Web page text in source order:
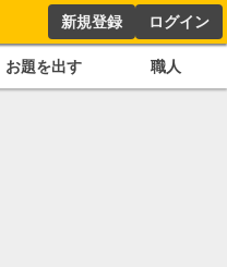
新規登録 ログイン
お題を出す 職人